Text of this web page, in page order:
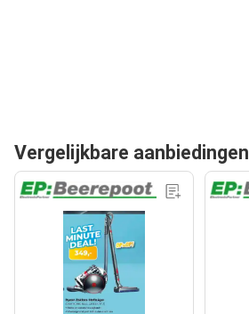
Vergelijkbare aanbiedingen